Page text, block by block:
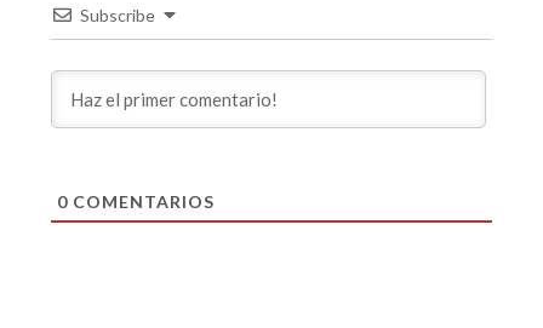
Subscribe
0COMENTARIOS